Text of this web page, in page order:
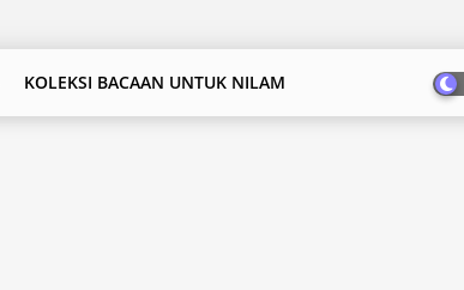
KOLEKSI BACAAN UNTUK NILAM